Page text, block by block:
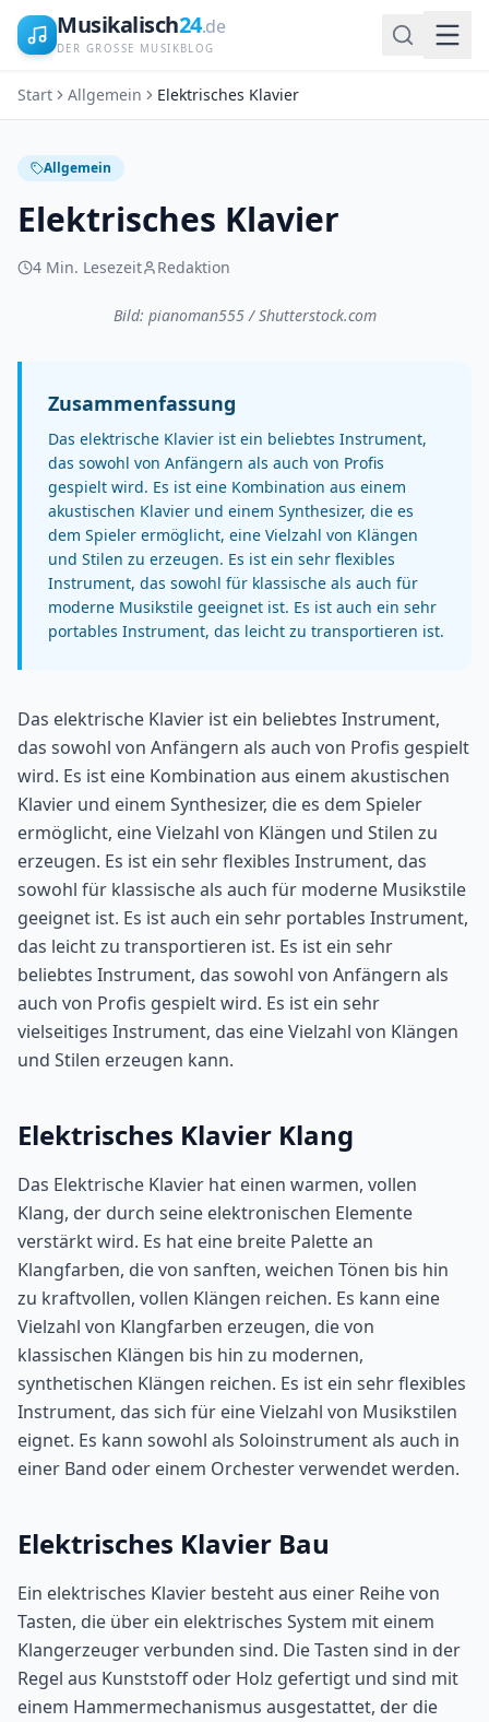
Musikalisch24.de
DER GROSSE MUSIKBLOG
Start Allgemein Elektrisches Klavier
Allgemein
Elektrisches Klavier
4 Min. Lesezeit Redaktion
Bild: pianoman555 / Shutterstock.com
Zusammenfassung
Das elektrische Klavier ist ein beliebtes Instrument,
das sowohl von Anfängern als auch von Profis
gespielt wird. Es ist eine Kombination aus einem
akustischen Klavier und einem Synthesizer, die es
dem Spieler ermöglicht, eine Vielzahl von Klängen
und Stilen zu erzeugen. Es ist ein sehr flexibles
Instrument, das sowohl für klassische als auch für
moderne Musikstile geeignet ist. Es ist auch ein sehr
portables Instrument, das leicht zu transportieren ist.
Das elektrische Klavier ist ein beliebtes Instrument,
das sowohl von Anfängern als auch von Profis gespielt
wird. Es ist eine Kombination aus einem akustischen
Klavier und einem Synthesizer, die es dem Spieler
ermöglicht, eine Vielzahl von Klängen und Stilen zu
erzeugen. Es ist ein sehr flexibles Instrument, das
sowohl für klassische als auch für moderne Musikstile
geeignet ist. Es ist auch ein sehr portables Instrument,
das leicht zu transportieren ist. Es ist ein sehr
beliebtes Instrument, das sowohl von Anfängern als
auch von Profis gespielt wird. Es ist ein sehr
vielseitiges Instrument, das eine Vielzahl von Klängen
und Stilen erzeugen kann.
Elektrisches Klavier Klang
Das Elektrische Klavier hat einen warmen, vollen
Klang, der durch seine elektronischen Elemente
verstärkt wird. Es hat eine breite Palette an
Klangfarben, die von sanften, weichen Tönen bis hin
zu kraftvollen, vollen Klängen reichen. Es kann eine
Vielzahl von Klangfarben erzeugen, die von
klassischen Klängen bis hin zu modernen,
synthetischen Klängen reichen. Es ist ein sehr flexibles
Instrument, das sich für eine Vielzahl von Musikstilen
eignet. Es kann sowohl als Soloinstrument als auch in
einer Band oder einem Orchester verwendet werden.
Elektrisches Klavier Bau
Ein elektrisches Klavier besteht aus einer Reihe von
Tasten, die über ein elektrisches System mit einem
Klangerzeuger verbunden sind. Die Tasten sind in der
Regel aus Kunststoff oder Holz gefertigt und sind mit
einem Hammermechanismus ausgestattet, der die